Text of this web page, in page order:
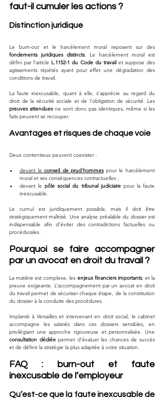
faut-il cumuler les actions ?
Distinction juridique
fondements juridiques distincts. Le harcèlement moral est
défini par l’article L.1152-1 du Code du travail et suppose des
agissements répétés ayant pour effet une dégradation des
conditions de travail.
La faute inexcusable, quant à elle, s’apprécie au regard du
preuves attendues ne sont donc pas identiques, même si les
faits peuvent se recouper.
Avantages et risques de chaque voie
Deux contentieux peuvent coexister :
devant le conseil de prud’hommes pour le harcèlement
moral et ses conséquences contractuelles ;
devant le pôle social du tribunal judiciaire pour la faute
inexcusable.
Le cumul est juridiquement possible, mais il doit être
stratégiquement maîtrisé. Une analyse préalable du dossier est
indispensable afin d’éviter des contradictions factuelles ou
procédurales.
Pourquoi se faire accompagner
par un avocat en droit du travail ?
La matière est complexe, les enjeux financiers importants, et la
preuve exigeante. L’accompagnement par un avocat en droit
du travail permet de sécuriser chaque étape, de la constitution
du dossier à la conduite des procédures.
Implanté à Versailles et intervenant en droit social, le cabinet
accompagne les salariés dans ces dossiers sensibles, en
consultation dédiée permet d’évaluer les chances de succès
et de définir la stratégie la plus adaptée à votre situation.
FAQ : burn-out et faute
inexcusable de l’employeur
Qu’est-ce que la faute inexcusable de